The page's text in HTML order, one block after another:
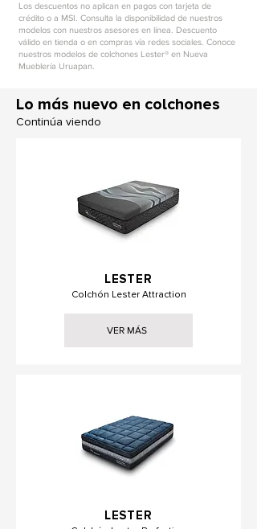
Los descuentos no aplican en pagos con tarjeta de
crédito o a MSI. Consulta la disponibilidad de nuestros
modelos con nuestros asesores en línea. Descuento
válido en tienda o en compras vía redes sociales. Conoce
nuestros modelos de colchones Lester® en Nueva
Mueblería Uruapan.
Lo más nuevo en colchones
Continúa viendo
LESTER
Colchón Lester Attraction
VER MÁS
LESTER